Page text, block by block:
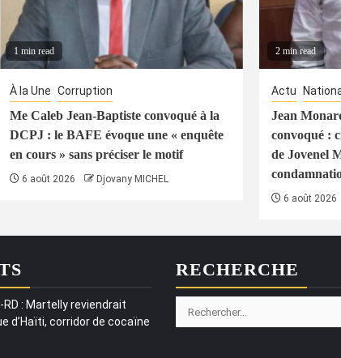
1 min read
À la Une Corruption
Me Caleb Jean-Baptiste convoqué à la
DCPJ : le BAFE évoque une « enquête
en cours » sans préciser le motif
6 août 2026 Djovany MICHEL
2 min read
Actu
Jean
convoqué :
de Jovenel
6 août 2026
: Martelly reviendrait
d’Haïti, corridor de cocaïne
RECHERCHE
Rechercher :